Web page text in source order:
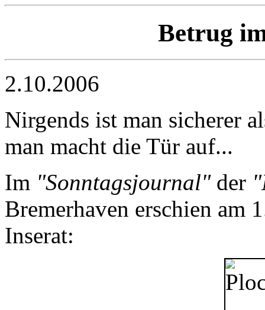
Betrug
2.10.2006
Nirgends ist man sicherer
man macht die Tür auf...
Im "Sonntagsjournal"der
Bremerhaven erschien am
Inserat: